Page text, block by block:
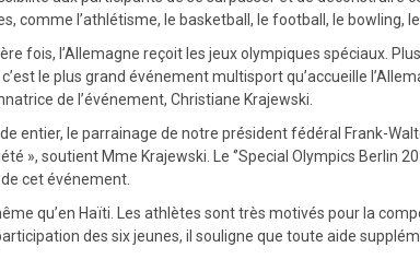
comme l’athlétisme, le basketball, le football, le bowling,
fois, l’Allemagne reçoit les jeux olympiques spéciaux.
le plus grand événement multisport qu’accueille
de l’événement, Christiane Krajewski.
entier, le parrainage de notre président fédéral Frank-
», soutient Mme Krajewski. Le ‘’Special Olympics Berlin
cet événement.
qu’en Haïti. Les athlètes sont très motivés pour la
des six jeunes, il souligne que toute aide